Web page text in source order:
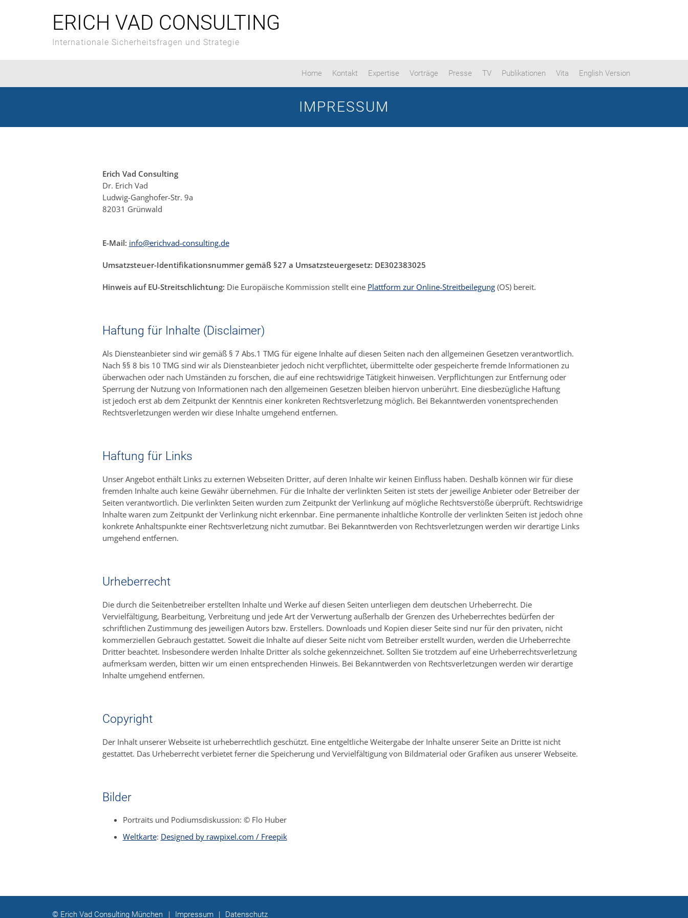
ERICH VAD CONSULTING
Internationale Sicherheitsfragen und Strategie
Home Kontakt Expertise Vorträge Presse TV Publikationen Vita English Version
IMPRESSUM
Erich Vad Consulting
Dr. Erich Vad
Ludwig-Ganghofer-Str. 9a
82031 Grünwald
E-Mail: info@erichvad-consulting.de
Umsatzsteuer-Identifikationsnummer gemäß §27 a Umsatzsteuergesetz: DE302383025
Hinweis auf EU-Streitschlichtung: Die Europäische Kommission stellt eine Plattform zur Online-Streitbeilegung(OS) bereit.
Haftung für Inhalte (Disclaimer)
Als Diensteanbieter sind wir gemäß § 7 Abs.1 TMG für eigene Inhalte auf diesen Seiten nach den allgemeinen Gesetzen verantwortlich.
Nach §§ 8 bis 10 TMG sind wir als Diensteanbieter jedoch nicht verpflichtet, übermittelte oder gespeicherte fremde Informationen zu
überwachen oder nach Umständen zu forschen, die auf eine rechtswidrige Tätigkeit hinweisen. Verpflichtungen zur Entfernung oder
Sperrung der Nutzung von Informationen nach den allgemeinen Gesetzen bleiben hiervon unberührt. Eine diesbezügliche Haftung
ist jedoch erst ab dem Zeitpunkt der Kenntnis einer konkreten Rechtsverletzung möglich. Bei Bekanntwerden vonentsprechenden
Rechtsverletzungen werden wir diese Inhalte umgehend entfernen.
Haftung für Links
Unser Angebot enthält Links zu externen Webseiten Dritter, auf deren Inhalte wir keinen Einfluss haben. Deshalb können wir für diese
fremden Inhalte auch keine Gewähr übernehmen. Für die Inhalte der verlinkten Seiten ist stets der jeweilige Anbieter oder Betreiber der
Seiten verantwortlich. Die verlinkten Seiten wurden zum Zeitpunkt der Verlinkung auf mögliche Rechtsverstöße überprüft. Rechtswidrige
Inhalte waren zum Zeitpunkt der Verlinkung nicht erkennbar. Eine permanente inhaltliche Kontrolle der verlinkten Seiten ist jedoch ohne
konkrete Anhaltspunkte einer Rechtsverletzung nicht zumutbar. Bei Bekanntwerden von Rechtsverletzungen werden wir derartige Links
umgehend entfernen.
Urheberrecht
Die durch die Seitenbetreiber erstellten Inhalte und Werke auf diesen Seiten unterliegen dem deutschen Urheberrecht. Die
Vervielfältigung, Bearbeitung, Verbreitung und jede Art der Verwertung außerhalb der Grenzen des Urheberrechtes bedürfen der
schriftlichen Zustimmung des jeweiligen Autors bzw. Erstellers. Downloads und Kopien dieser Seite sind nur für den privaten, nicht
kommerziellen Gebrauch gestattet. Soweit die Inhalte auf dieser Seite nicht vom Betreiber erstellt wurden, werden die Urheberrechte
Dritter beachtet. Insbesondere werden Inhalte Dritter als solche gekennzeichnet. Sollten Sie trotzdem auf eine Urheberrechtsverletzung
aufmerksam werden, bitten wir um einen entsprechenden Hinweis. Bei Bekanntwerden von Rechtsverletzungen werden wir derartige
Inhalte umgehend entfernen.
Copyright
Der Inhalt unserer Webseite ist urheberrechtlich geschützt. Eine entgeltliche Weitergabe der Inhalte unserer Seite an Dritte ist nicht
gestattet. Das Urheberrecht verbietet ferner die Speicherung und Vervielfältigung von Bildmaterial oder Grafiken aus unserer Webseite.
Bilder
Portraits und Podiumsdiskussion: © Flo Huber
Weltkarte: Designed by rawpixel.com / Freepik
© Erich Vad Consulting München | Impressum | Datenschutz